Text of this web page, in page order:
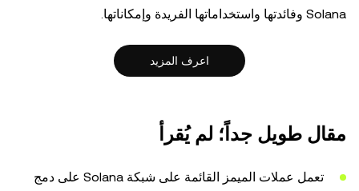
Solana وفائدتها واستخداماتها الفريدة وإمكاناتها.
اعرف المزيد
مقال طويل جداً؛ لم يُقرأ
تعمل عملات الميمز القائمة على شبكة Solana على دمج